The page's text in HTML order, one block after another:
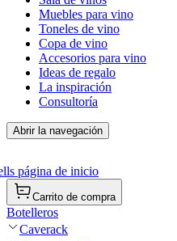
Muebles para vino
Toneles de vino
Copa de vino
Accesorios para vino
Ideas de regalo
La inspiración
Consultoría
Abrir la navegación
página de inicio
Carrito de compra
Botelleros
Caverack